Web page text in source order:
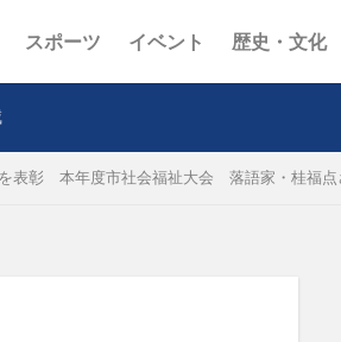
スポーツ イベント 歴史・文化
表彰 本年度市社会福祉大会 落語家・桂福点